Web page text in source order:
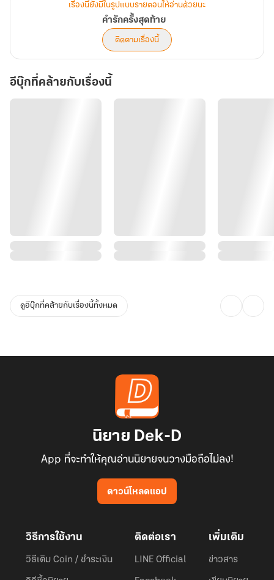
เรื่องนี้ยังมีในรูปแบบรายตอนให้อ่านด้วยนะ
คำรักครั้งสุดท้าย
ติดตามเรื่องนี้
อีบุ๊กที่คล้ายกับเรื่องนี้
ดูอีบุ๊กที่คล้ายกับเรื่องนี้ทั้งหมด
นิยาย Dek-D
App ที่จะทำให้คุณอ่านนิยายจนวางมือถือไม่ลง!
ดาวน์โหลดแอป
วิธีการใช้งาน
วิธีเติม Coin / ชำระเงิน
ติดต่อเรา
LINE Official
เพิ่มเติม
ข่าวสาร